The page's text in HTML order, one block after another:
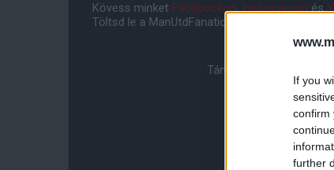
If you
confirm
further
Kövess minket Facebookon,Instagramonés
Töltsd le a ManUtdFanatics.hu mobil applikációt
Támogasd